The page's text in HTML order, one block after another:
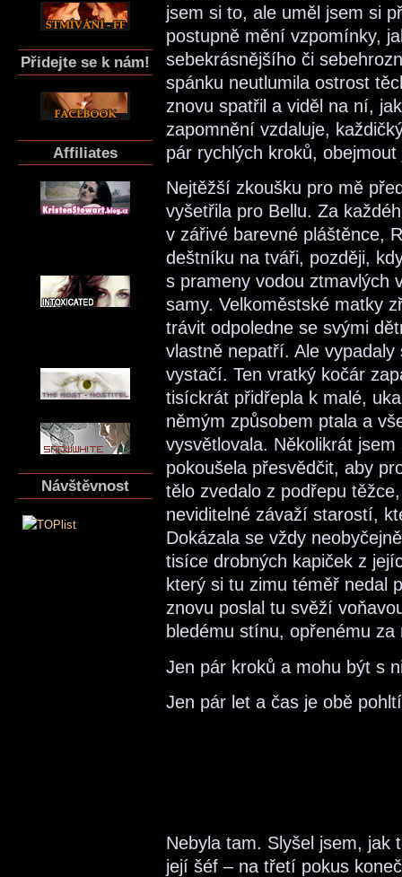
Přidejte se k nám!
Affiliates
Návštěvnost
jsem si to, ale uměl jsem si
postupně mění vzpomínky,
sebekrásnějšího či
spánku neutlumila ostrost
znovu spatřil a viděl na ní,
zapomnění vzdaluje,
pár rychlých kroků,
Nejtěžší zkoušku pro mě
vyšetřila pro Bellu. Za
v zářivé barevné pláštěnce,
deštníku na tváři, později,
s prameny vodou ztmavlých
samy. Velkoměstské matky
trávit odpoledne se svými
vlastně nepatří. Ale
vystačí. Ten vratký kočár
tisíckrát přidřepla k malé,
němým způsobem ptala a
vysvětlovala. Několikrát
pokoušela přesvědčit, aby
tělo zvedalo z podřepu
neviditelné závaží starostí,
Dokázala se vždy
tisíce drobných kapiček z
který si tu zimu téměř nedal
znovu poslal tu svěží
bledému stínu, opřenému
Jen pár kroků a mohu být s
Jen pár let a čas je obě
Nebyla tam. Slyšel jsem, jak
její šéf – na třetí pokus